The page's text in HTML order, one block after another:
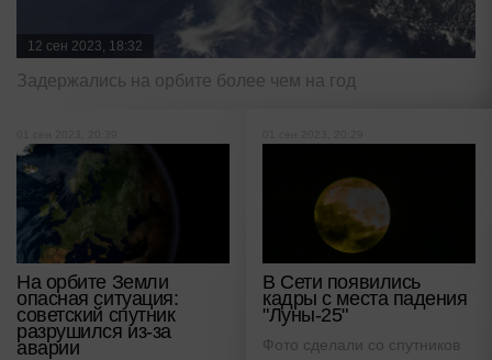
12 сен 2023, 18:32
Задержались на орбите более чем на год
На орбите Земли
опасная ситуация:
советский спутник
разрушился из-за
аварии
В Сети появились
кадры с места падения
"Луны-25"
Фото сделали со спутников